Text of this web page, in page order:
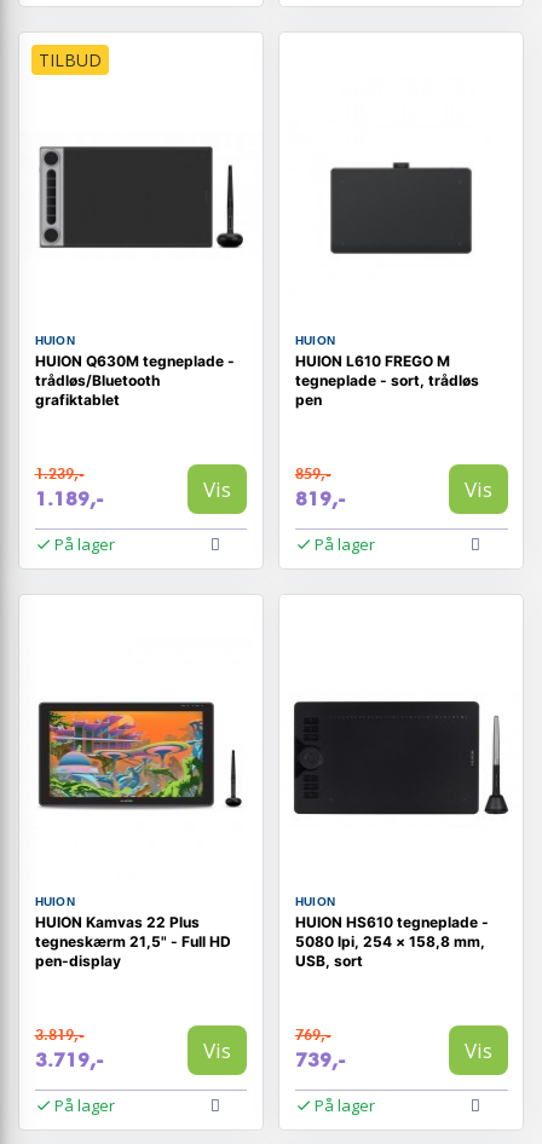
TILBUD
HUION
HUION Q630M tegneplade -
trådløs/Bluetooth
grafiktablet
1.239,-
1.189,- Vis
På lager
HUION
HUION L610 FREGO M
tegneplade - sort, trådløs
pen
859,-
819,- Vis
På lager
HUION
HUION Kamvas 22 Plus
tegneskærm 21,5" - Full HD
pen-display
3.819,-
3.719,- Vis
På lager
HUION
HUION HS610 tegneplade -
5080 lpi, 254 × 158,8 mm,
USB, sort
769,-
739,- Vis
På lager